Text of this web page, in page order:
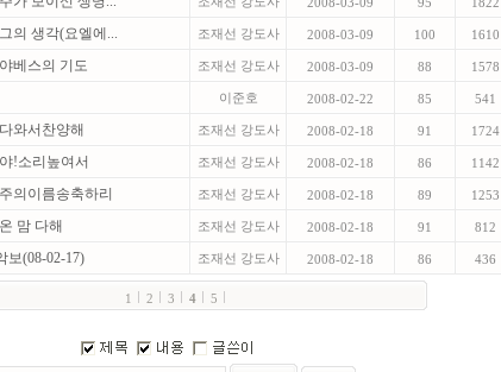
2008-03-09 95 1822
의 생각(요엘에... 조재선 강도사 2008-03-09 100 1610
베스의 기도 조재선 강도사 2008-03-09 88 1578
이준호 2008-02-22 85 541
와서찬양해 조재선 강도사 2008-02-18 91 1724
!소리높여서 조재선 강도사 2008-02-18 86 1142
의이름송축하리 조재선 강도사 2008-02-18 89 1253
맘 다해 조재선 강도사 2008-02-18 91 812
보(08-02-17) 조재선 강도사 2008-02-18 86 436
1 2 3 4 5